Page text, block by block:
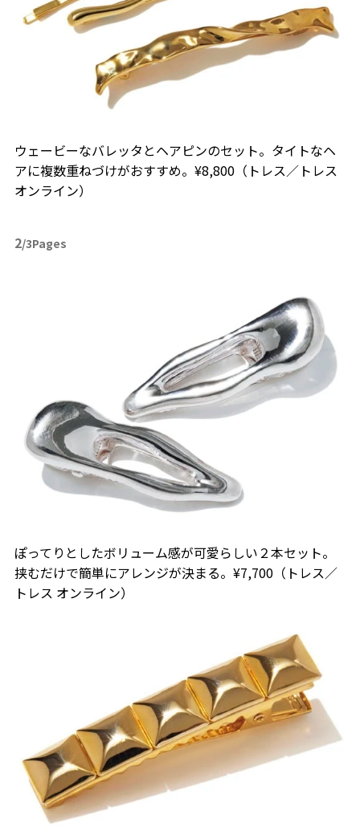
ウェービーなバレッタとヘアピンのセット。タイトなヘ
アに複数重ねづけがおすすめ。¥8,800（トレス／トレス
オンライン）
2/3Pages
ぽってりとしたボリューム感が可愛らしい２本セット。
挟むだけで簡単にアレンジが決まる。¥7,700（トレス／
トレス オンライン）